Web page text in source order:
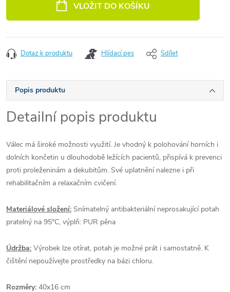
VLOŽIT DO KOŠÍKU
Dotaz k produktu Hlídací pes Sdílet
Popis produktu
Detailní popis produktu
Válec má široké možnosti využití. Je vhodný k polohování horních i
dolních končetin u dlouhodobě ležících pacientů, přispívá k prevenci
proti proleženinám a dekubitům. Své uplatnění nalezne i při
rehabilitačním a relaxačním cvičení.
Materiálové složení: Snímatelný antibakteriální neprosakující potah
pratelný na 95°C, výplň: PUR pěna
Údržba: Výrobek lze otírat, potah je možné prát i samostatně. K
čištění nepoužívejte prostředky na bázi chloru.
Rozměry: 40x16 cm